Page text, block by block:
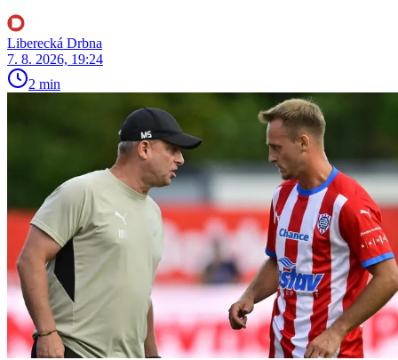
Liberecká Drbna
7. 8. 2026, 19:24
2 min